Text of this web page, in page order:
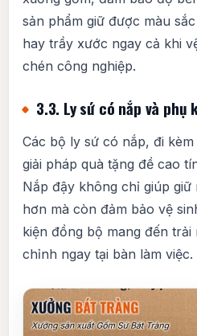
sản phẩm giữ được màu
hay trầy xước ngay cả khi
chén công nghiệp.
3.3. Ly sứ có nắp và phụ
Các bộ ly sứ có nắp, đi
giải pháp quà tặng đề cao
Nắp đậy không chỉ giúp
hơn mà còn đảm bảo vệ
kiện đồng bộ mang đến trải
chỉnh ngay tại bàn làm việc.